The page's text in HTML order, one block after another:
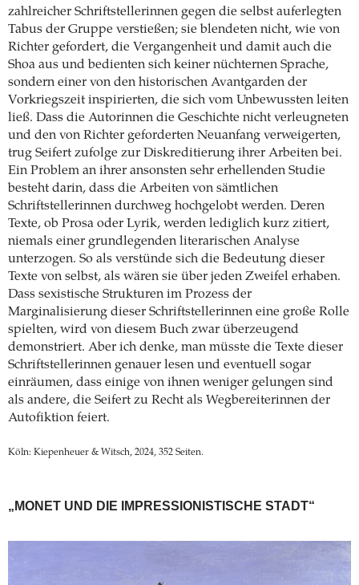
zahlreicher Schriftstellerinnen gegen die selbst auferlegten
Tabus der Gruppe verstießen; sie blendeten nicht, wie von
Richter gefordert, die Vergangenheit und damit auch die
Shoa aus und bedienten sich keiner nüchternen Sprache,
sondern einer von den historischen Avantgarden der
Vorkriegszeit inspirierten, die sich vom Unbewussten leiten
ließ. Dass die Autorinnen die Geschichte nicht verleugneten
und den von Richter geforderten Neuanfang verweigerten,
trug Seifert zufolge zur Diskreditierung ihrer Arbeiten bei.
Ein Problem an ihrer ansonsten sehr erhellenden Studie
besteht darin, dass die Arbeiten von sämtlichen
Schriftstellerinnen durchweg hochgelobt werden. Deren
Texte, ob Prosa oder Lyrik, werden lediglich kurz zitiert,
niemals einer grundlegenden literarischen Analyse
unterzogen. So als verstünde sich die Bedeutung dieser
Texte von selbst, als wären sie über jeden Zweifel erhaben.
Dass sexistische Strukturen im Prozess der
Marginalisierung dieser Schriftstellerinnen eine große Rolle
spielten, wird von diesem Buch zwar überzeugend
demonstriert. Aber ich denke, man müsste die Texte dieser
Schriftstellerinnen genauer lesen und eventuell sogar
einräumen, dass einige von ihnen weniger gelungen sind
als andere, die Seifert zu Recht als Wegbereiterinnen der
Autofiktion feiert.
Köln: Kiepenheuer & Witsch, 2024, 352 Seiten.
„MONET UND DIE IMPRESSIONISTISCHE STADT“